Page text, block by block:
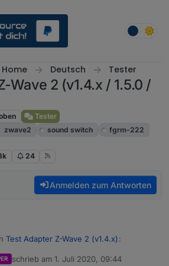
Deutsch Tester
Wave 2 (v1.4.x / 1.5.0 /
Tester
zwave2 sound switch
fgrm-222
24
Anmelden zum Antworten
Test Adapter Z-Wave 2 (v1.4.x):
schrieb am 1. Juli 2020, 09:44
zuletzt editiert von